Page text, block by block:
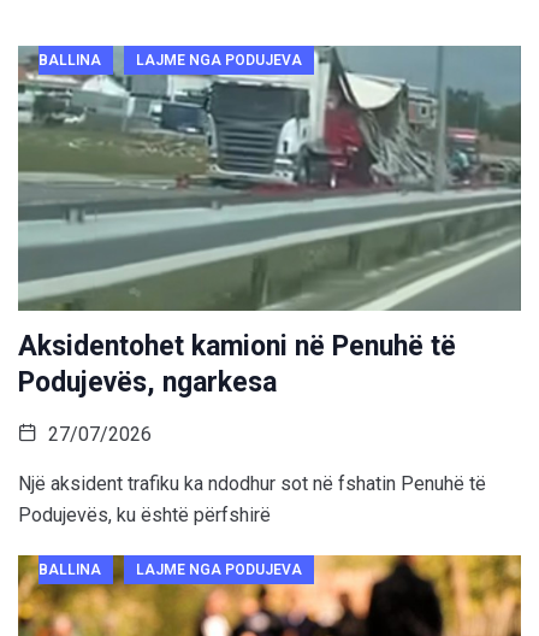
BALLINA LAJME NGA PODUJEVA
Aksidentohet kamioni në Penuhë të
Podujevës, ngarkesa
27/07/2026
Një aksident trafiku ka ndodhur sot në fshatin Penuhë të
Podujevës, ku është përfshirë
BALLINA LAJME NGA PODUJEVA